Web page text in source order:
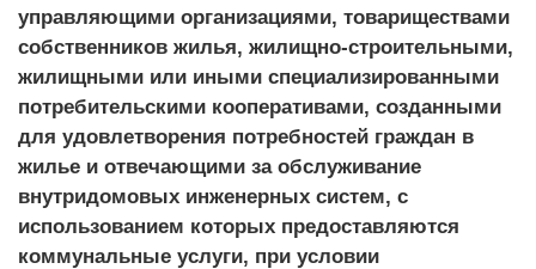
управляющими организациями, товариществами
собственников жилья, жилищно-строительными,
жилищными или иными специализированными
потребительскими кооперативами, созданными
для удовлетворения потребностей граждан в
жилье и отвечающими за обслуживание
внутридомовых инженерных систем, с
использованием которых предоставляются
коммунальные услуги, при условии